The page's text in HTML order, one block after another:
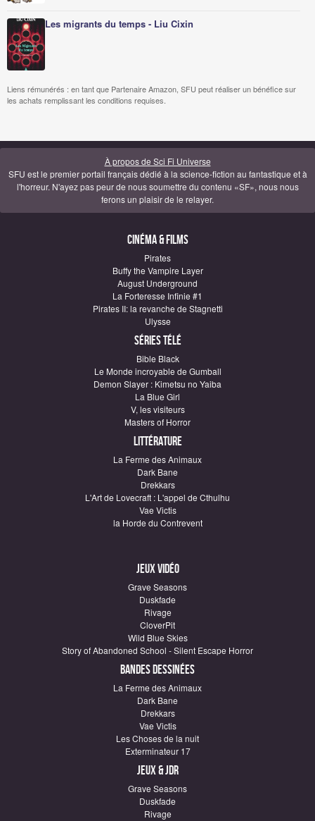
Les migrants du temps - Liu Cixin
Liens rémunérés : en tant que Partenaire Amazon, SFU peut réaliser un bénéfice sur
les achats remplissant les conditions requises.
À propos de Sci Fi Universe
SFU est le premier portail français dédié à la science-fiction au fantastique et à
l'horreur. N'ayez pas peur de nous soumettre du contenu «SF», nous nous
ferons un plaisir de le relayer.
Cinéma & Films
Pirates
Buffy the Vampire Layer
August Underground
La Forteresse Infinie #1
Pirates II: la revanche de Stagnetti
Ulysse
Séries télé
Bible Black
Le Monde incroyable de Gumball
Demon Slayer : Kimetsu no Yaiba
La Blue Girl
V, les visiteurs
Masters of Horror
Littérature
La Ferme des Animaux
Dark Bane
Drekkars
L'Art de Lovecraft : L'appel de Cthulhu
Vae Victis
la Horde du Contrevent
Jeux vidéo
Grave Seasons
Duskfade
Rivage
CloverPit
Wild Blue Skies
Story of Abandoned School - Silent Escape Horror
Bandes dessinées
La Ferme des Animaux
Dark Bane
Drekkars
Vae Victis
Les Choses de la nuit
Exterminateur 17
Jeux & JDR
Grave Seasons
Duskfade
Rivage